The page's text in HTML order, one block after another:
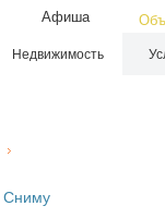
Афиша
Недвижимость
Сниму